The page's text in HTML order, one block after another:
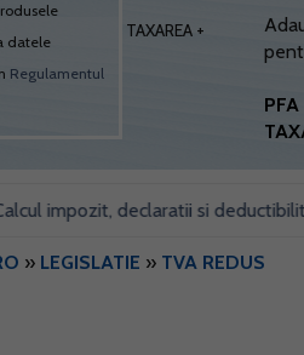
declaratii si deductibilitate •
» LEGISLATIE » TVA REDUS
datele
Regulamentul